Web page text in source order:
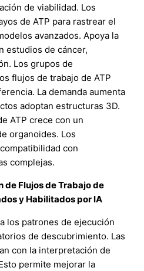
de viabilidad. Los
de ATP para rastrear el
avanzados. Apoya la
estudios de cáncer,
Los grupos de
flujos de trabajo de ATP
La demanda aumenta
adoptan estructuras 3D.
ATP crece con un
organoides. Los
con
complejas.
de Flujos de Trabajo de
y Habilitados por IA
los patrones de ejecución
de descubrimiento. Las
con la interpretación de
permite mejorar la